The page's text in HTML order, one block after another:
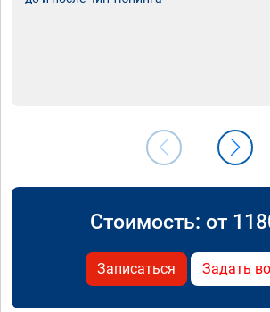
Стоимость: от
Записаться Задать